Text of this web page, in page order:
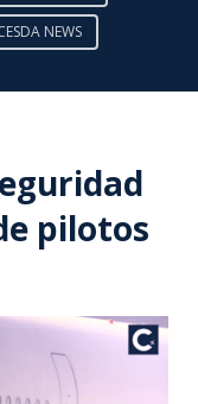
NEWS
pilotos